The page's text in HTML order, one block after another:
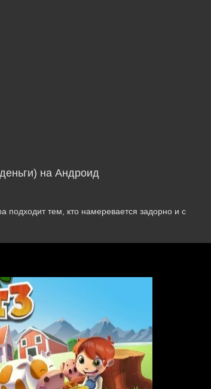
на Андроид
подходит тем, кто намеревается задорно и с